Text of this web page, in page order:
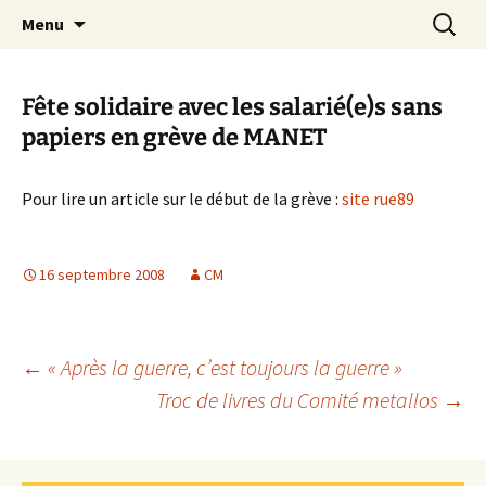
Canal Marches
Menu
Fête solidaire avec les salarié(e)s sans
papiers en grève de MANET
Pour lire un article sur le début de la grève : site rue89
16 septembre 2008 CM
Navigation
← « Après la guerre, c’est toujours la guerre »
Troc de livres du Comité metallos →